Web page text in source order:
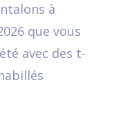
à
que vous
avec des t-